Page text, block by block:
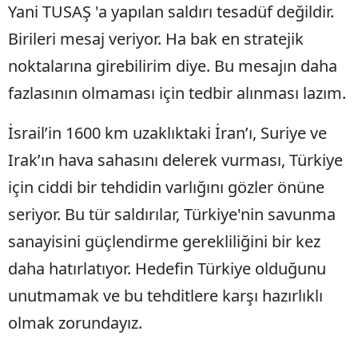
Eskişehir
Gaziantep
Hakkari
Hatay
Isparta
Mersin
İstanbul
Yani TUSAŞ 'a yapılan saldırı tesadüf değildir.
Birileri mesaj veriyor. Ha bak en stratejik
noktalarına girebilirim diye. Bu mesajın daha
fazlasının olmaması için tedbir alınması lazım.
İsrail’in 1600 km uzaklıktaki İran’ı, Suriye ve
Irak’ın hava sahasını delerek vurması, Türkiye
için ciddi bir tehdidin varlığını gözler önüne
seriyor. Bu tür saldırılar, Türkiye'nin savunma
sanayisini güçlendirme gerekliliğini bir kez
daha hatırlatıyor. Hedefin Türkiye olduğunu
unutmamak ve bu tehditlere karşı hazırlıklı
olmak zorundayız.